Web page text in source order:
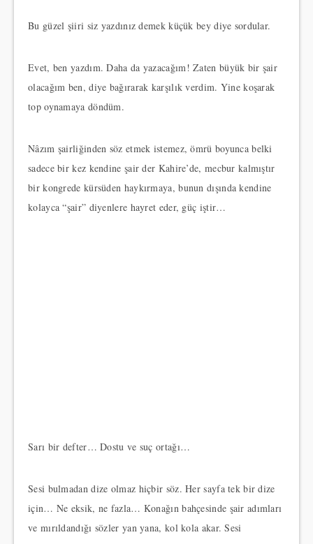
Bu güzel şiiri siz yazdınız demek küçük bey diye sordular.
Evet, ben yazdım. Daha da yazacağım! Zaten büyük bir şair
olacağım ben, diye bağırarak karşılık verdim. Yine koşarak
top oynamaya döndüm.
Nâzım şairliğinden söz etmek istemez, ömrü boyunca belki
sadece bir kez kendine şair der Kahire’de, mecbur kalmıştır
bir kongrede kürsüden haykırmaya, bunun dışında kendine
kolayca “şair” diyenlere hayret eder, güç iştir…
Sarı bir defter… Dostu ve suç ortağı…
Sesi bulmadan dize olmaz hiçbir söz. Her sayfa tek bir dize
için… Ne eksik, ne fazla… Konağın bahçesinde şair adımları
ve mırıldandığı sözler yan yana, kol kola akar. Sesi